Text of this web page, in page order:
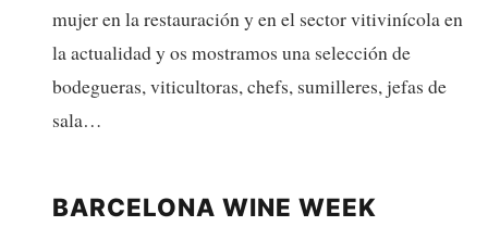
mujer en la restauración y en el sector vitivinícola en
la actualidad y os mostramos una selección de
bodegueras, viticultoras, chefs, sumilleres, jefas de
sala…
BARCELONA WINE WEEK